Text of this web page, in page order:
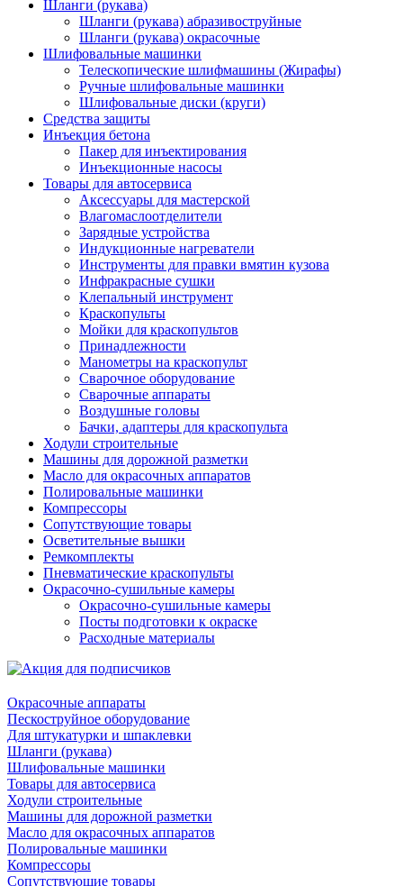
Шланги (рукава)
Шланги (рукава) абразивоструйные
Шланги (рукава) окрасочные
Шлифовальные машинки
Телескопические шлифмашины (Жирафы)
Ручные шлифовальные машинки
Шлифовальные диски (круги)
Средства защиты
Инъекция бетона
Пакер для инъектирования
Инъекционные насосы
Товары для автосервиса
Аксессуары для мастерской
Влагомаслоотделители
Зарядные устройства
Индукционные нагреватели
Инструменты для правки вмятин кузова
Инфракрасные сушки
Клепальный инструмент
Краскопульты
Мойки для краскопультов
Принадлежности
Манометры на краскопульт
Сварочное оборудование
Сварочные аппараты
Воздушные головы
Бачки, адаптеры для краскопульта
Ходули строительные
Машины для дорожной разметки
Масло для окрасочных аппаратов
Полировальные машинки
Компрессоры
Сопутствующие товары
Осветительные вышки
Ремкомплекты
Пневматические краскопульты
Окрасочно-сушильные камеры
Окрасочно-сушильные камеры
Посты подготовки к окраске
Расходные материалы
Окрасочные аппараты
Пескоструйное оборудование
Для штукатурки и шпаклевки
Шланги (рукава)
Шлифовальные машинки
Товары для автосервиса
Ходули строительные
Машины для дорожной разметки
Масло для окрасочных аппаратов
Полировальные машинки
Компрессоры
Сопутствующие товары